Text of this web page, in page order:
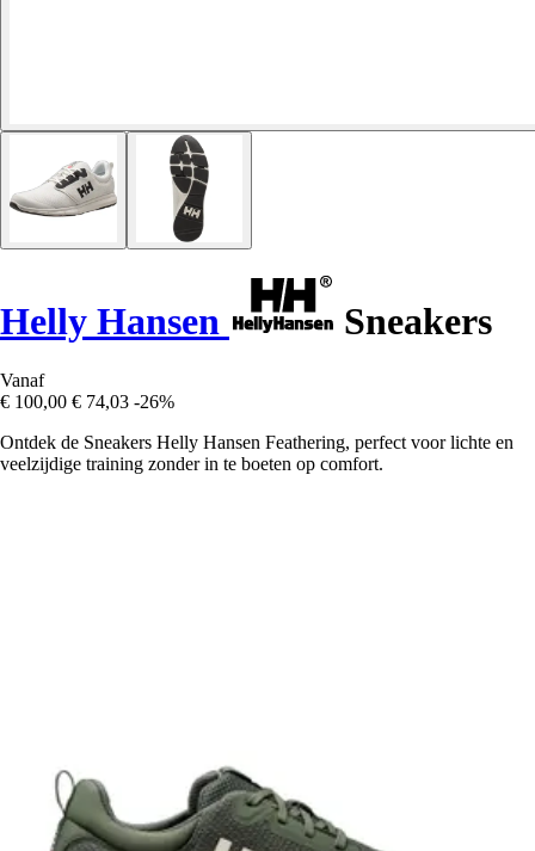
Helly Hansen Sneakers
Vanaf
€ 100,00 € 74,03 -26%
Ontdek de Sneakers Helly Hansen Feathering, perfect voor lichte en
veelzijdige training zonder in te boeten op comfort.